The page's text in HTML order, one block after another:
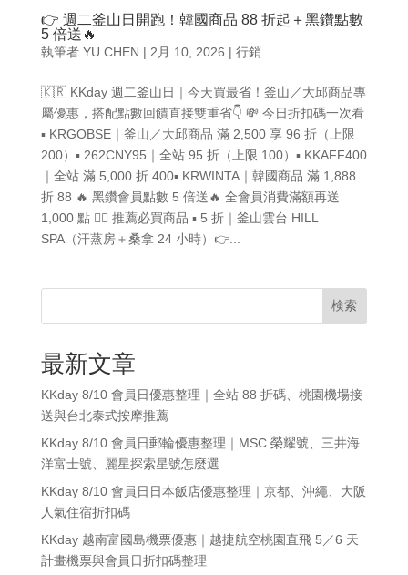
👉 週二釜山日開跑！韓國商品 88 折起＋黑鑽點數
5 倍送🔥
執筆者 YU CHEN | 2月 10, 2026 | 行銷
🇰🇷 KKday 週二釜山日｜今天買最省！釜山／大邱商品專
屬優惠，搭配點數回饋直接雙重省👇 💸 今日折扣碼一次看
▪ KRGOBSE｜釜山／大邱商品 滿 2,500 享 96 折（上限
200）▪ 262CNY95｜全站 95 折（上限 100）▪ KKAFF400
｜全站 滿 5,000 折 400▪ KRWINTA｜韓國商品 滿 1,888
折 88 🔥 黑鑽會員點數 5 倍送🔥 全會員消費滿額再送
1,000 點 🧖‍♀️ 推薦必買商品 ▪ 5 折｜釜山雲台 HILL
SPA（汗蒸房＋桑拿 24 小時）👉...
検索
最新文章
KKday 8/10 會員日優惠整理｜全站 88 折碼、桃園機場接
送與台北泰式按摩推薦
KKday 8/10 會員日郵輪優惠整理｜MSC 榮耀號、三井海
洋富士號、麗星探索星號怎麼選
KKday 8/10 會員日日本飯店優惠整理｜京都、沖繩、大阪
人氣住宿折扣碼
KKday 越南富國島機票優惠｜越捷航空桃園直飛 5／6 天
計畫機票與會員日折扣碼整理